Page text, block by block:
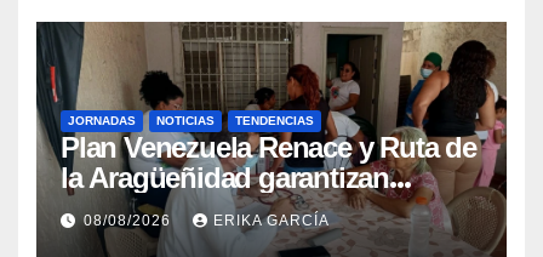
JORNADAS NOTICIAS TENDENCIAS
Plan Venezuela Renace y Ruta de
la Aragüeñidad garantizan
atención médica integral en
Aragua
08/08/2026 ERIKA GARCÍA